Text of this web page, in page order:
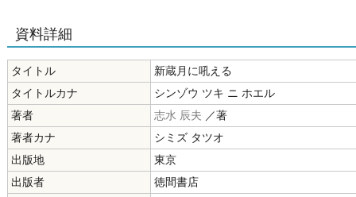
資料詳細
タイトル
新蔵月に吼える
タイトルカナ
シンゾウ ツキ ニ ホエル
著者
志水 辰夫 ／著
著者カナ
シミズ タツオ
出版地
東京
出版者
徳間書店